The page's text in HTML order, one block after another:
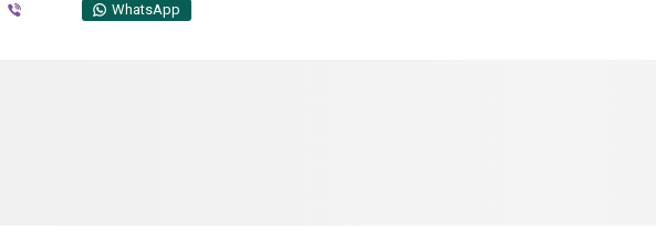
WhatsApp